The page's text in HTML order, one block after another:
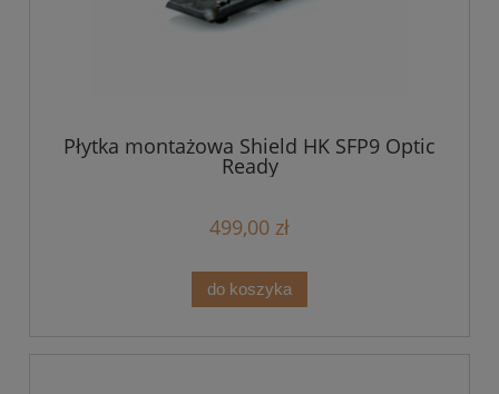
Płytka montażowa Shield HK SFP9 Optic
Ready
499,00 zł
do koszyka